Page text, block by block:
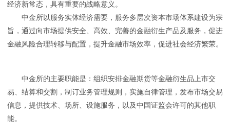
经济新常态，具有重要的战略意义。
中金所以服务实体经济需要，服务多层次资本市场体系建设为宗
旨，通过向市场提供安全、高效、完善的金融衍生产品及服务，促进
金融风险合理转移与配置，提升金融市场效率，促进社会经济繁荣。
中金所的主要职能是：组织安排金融期货等金融衍生品上市交
易、结算和交割，制订业务管理规则，实施自律管理，发布市场交易
信息，提供技术、场所、设施服务，以及中国证监会许可的其他职
能。